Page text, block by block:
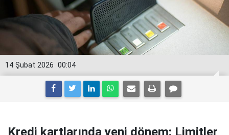
00:04
14 Şubat 2026
Kredi kartlarında yeni dönem: Limitler